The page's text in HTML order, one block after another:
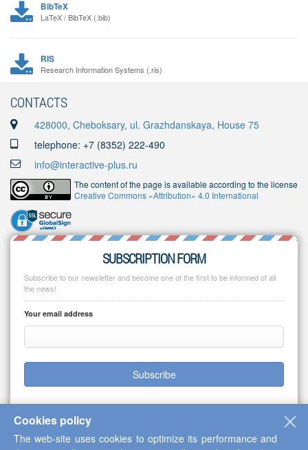
BibTeX
LaTeX / BibTeX (.bib)
RIS
Research Information Systems (.ris)
CONTACTS
428000, Cheboksary, ul. Grazhdanskaya, House 75
telephone: +7 (8352) 222-490
info@interactive-plus.ru
The content of the page is available according to the license
Creative Commons «Attribution» 4.0 International
SUBSCRIPTION FORM
Subscribe to our newsletter and become one of the first to be informed of all
the news!
Your email address
Subscribe
Copyright © 2013-2026 Scientific Cooperation Center "Interactive Plus"
Cookies policy
The web-site uses cookies to optimize its performance and